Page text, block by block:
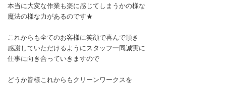
本当に大変な作業も楽に感じてしまうかの様な
魔法の様な力があるのです★
これからも全てのお客様に笑顔で喜んで頂き
感謝していただけるようにスタッフ一同誠実に
仕事に向き合っていきますので
どうか皆様これからもクリーンワークスを